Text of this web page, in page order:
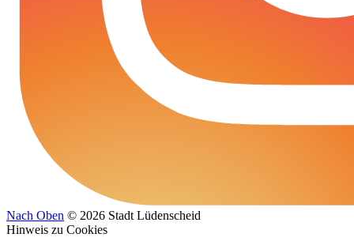
Nach Oben © 2026 Stadt Lüdenscheid
Hinweis zu Cookies